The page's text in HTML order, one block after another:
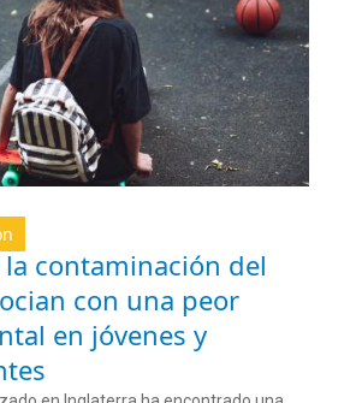
la contaminación del
con una peor
en jóvenes y